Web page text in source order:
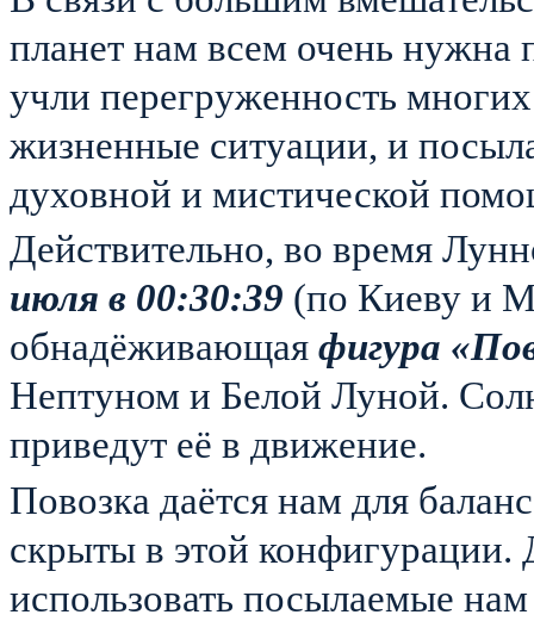
планет нам всем очень
учли перегруженность
жизненные ситуации, и
духовной и мистической
Действительно, во время
июля в 00:30:39 (по Киеву и
обнадёживающая фигура
Нептуном и Белой Луной.
приведут её в движение.
Повозка даётся нам для
скрыты в этой
использовать посылаемые